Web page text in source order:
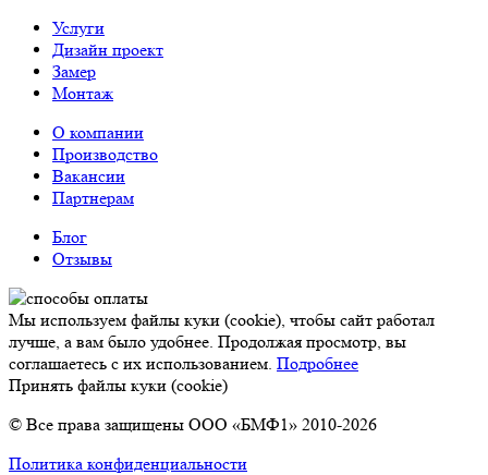
Услуги
Дизайн проект
Замер
Монтаж
О компании
Производство
Вакансии
Партнерам
Блог
Отзывы
Мы используем файлы куки (cookie), чтобы сайт работал
лучше, а вам было удобнее. Продолжая просмотр, вы
соглашаетесь с их использованием. Подробнее
Принять файлы куки (cookie)
© Все права защищены ООО «БМФ1» 2010-2026
Политика конфиденциальности